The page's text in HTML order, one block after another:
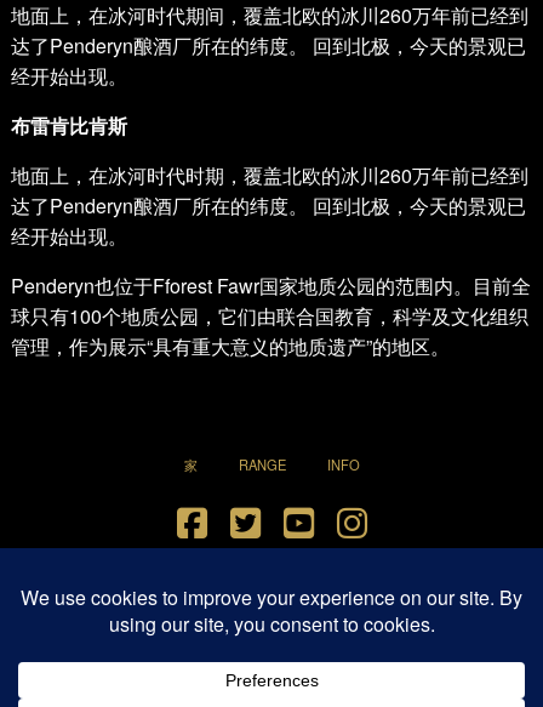
地面上，在冰河时代期间，覆盖北欧的冰川260万年前已经到
达了Penderyn酿酒厂所在的纬度。 回到北极，今天的景观已
经开始出现。
布雷肯比肯斯
地面上，在冰河时代时期，覆盖北欧的冰川260万年前已经到
达了Penderyn酿酒厂所在的纬度。 回到北极，今天的景观已
经开始出现。
Penderyn也位于Fforest Fawr国家地质公园的范围内。目前全
球只有100个地质公园，它们由联合国教育，科学及文化组织
管理，作为展示“具有重大意义的地质遗产”的地区。
家 RANGE INFO